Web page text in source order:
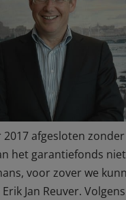
2017 afgesloten
het garantiefonds
voor zover we
Jan Reuver.